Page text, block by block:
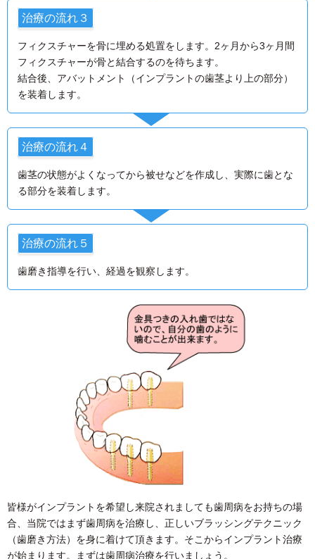
治療の流れ３
フィクスチャーを骨に埋める処置をします。2ヶ月から3ヶ月間
フィクスチャーが骨と結合するのを待ちます。
結合後、アバットメント（インプラントの歯茎より上の部分）
を装着します。
治療の流れ４
歯茎の状態がよくなってから被せなどを作成し、実際に歯とな
る部分を装着します。
治療の流れ５
歯磨き指導を行い、経過を観察します。
皆様がインプラントを希望し来院されましても歯周病をお持ちの場
合、当院ではまず歯周病を治療し、正しいブラッシングテクニック
（歯磨き方法）を身に着けて頂きます。そこからインプラント治療
が始まります。まずは歯周病治療を行いましょう。